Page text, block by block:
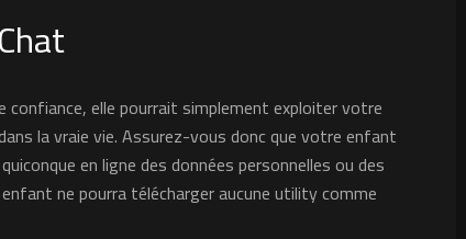
confiance, elle pourrait simplement exploiter votre
la vraie vie. Assurez-vous donc que votre enfant
en ligne des données personnelles ou des
ne pourra télécharger aucune utility comme